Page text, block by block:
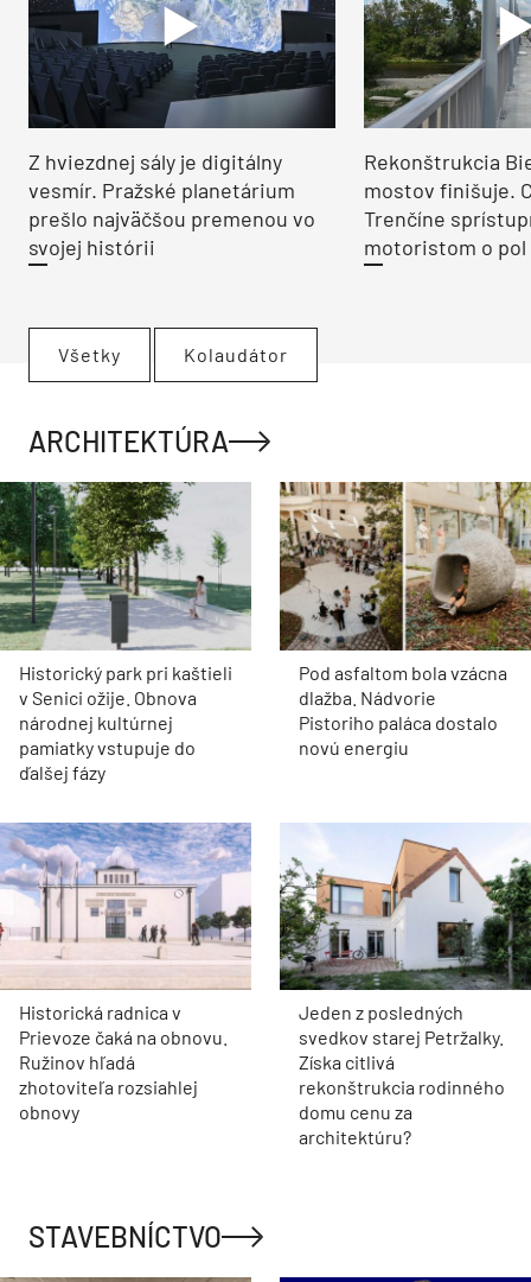
Z hviezdnej sály je digitálny
vesmír. Pražské planetárium
prešlo najväčšou premenou vo
svojej histórii
Rekonštrukcia
mostov finišuje.
Trenčíne
motoristom o pol
Všetky Kolaudátor
ARCHITEKTÚRA
Historický park pri kaštieli
v Senici ožije. Obnova
národnej kultúrnej
pamiatky vstupuje do
ďalšej fázy
Pod asfaltom bola vzácna
dlažba. Nádvorie
Pistoriho paláca dostalo
novú energiu
Historická radnica v
Prievoze čaká na obnovu.
Ružinov hľadá
zhotoviteľa rozsiahlej
obnovy
Jeden z posledných
svedkov starej Petržalky.
Získa citlivá
rekonštrukcia rodinného
domu cenu za
architektúru?
STAVEBNÍCTVO